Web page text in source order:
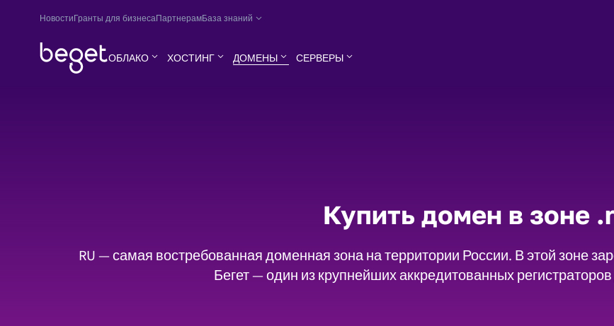
НовостиГранты для бизнесаПартнерамБаза знаний
ОБЛАКО ХОСТИНГ ДОМЕНЫ СЕРВЕРЫ
Купить домен в зоне
RU — самая востребованная доменная зона на территории России. В этой зоне
Бегет — один из крупнейших аккредитованных